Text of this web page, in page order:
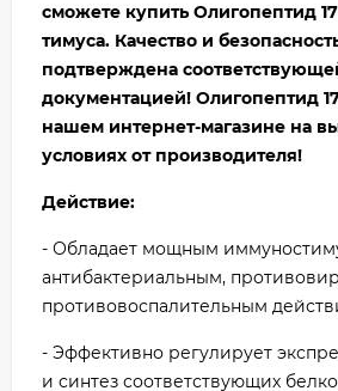
сможете купить Олигопептид
тимуса. Качество и
подтверждена
документацией! Олигопептид
нашем интернет-магазине на
условиях от производителя!
Действие:
- Обладает мощным
антибактериальным,
противовоспалительным
- Эффективно регулирует
и синтез соответствующих